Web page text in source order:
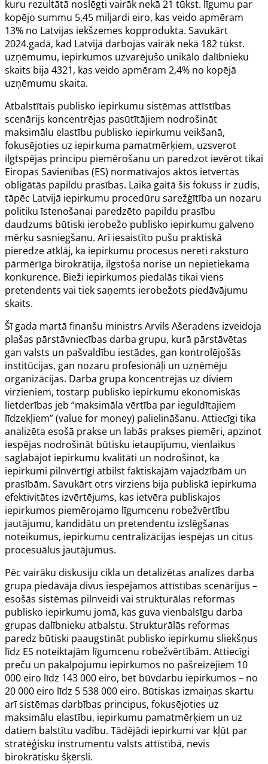
kuru rezultātā noslēgti vairāk nekā 21 tūkst. līgumu par
kopējo summu 5,45 miljardi eiro, kas veido apmēram
13% no Latvijas iekšzemes kopprodukta. Savukārt
2024.gadā, kad Latvijā darbojās vairāk nekā 182 tūkst.
uzņēmumu, iepirkumos uzvarējušo unikālo dalībnieku
skaits bija 4321, kas veido apmēram 2,4% no kopējā
uzņēmumu skaita.
Atbalstītais publisko iepirkumu sistēmas attīstības
scenārijs koncentrējas pasūtītājiem nodrošināt
maksimālu elastību publisko iepirkumu veikšanā,
fokusējoties uz iepirkuma pamatmērķiem, uzsverot
ilgtspējas principu piemērošanu un paredzot ievērot tikai
Eiropas Savienības (ES) normatīvajos aktos ietvertās
obligātās papildu prasības. Laika gaitā šis fokuss ir zudis,
tāpēc Latvijā iepirkumu procedūru sarežģītība un nozaru
politiku īstenošanai paredzēto papildu prasību
daudzums būtiski ierobežo publisko iepirkumu galveno
mērķu sasniegšanu. Arī iesaistīto pušu praktiskā
pieredze atklāj, ka iepirkumu procesus nereti raksturo
pārmērīga birokrātija, ilgstoša norise un nepietiekama
konkurence. Bieži iepirkumos piedalās tikai viens
pretendents vai tiek saņemts ierobežots piedāvājumu
skaits.
Šī gada martā finanšu ministrs Arvils Ašeradens izveidoja
plašas pārstāvniecības darba grupu, kurā pārstāvētas
gan valsts un pašvaldību iestādes, gan kontrolējošās
institūcijas, gan nozaru profesionāļi un uzņēmēju
organizācijas. Darba grupa koncentrējās uz diviem
virzieniem, tostarp publisko iepirkumu ekonomiskās
lietderības jeb “maksimāla vērtība par ieguldītajiem
līdzekļiem” (value for money) palielināšanu. Attiecīgi tika
analizēta esošā prakse un labās prakses piemēri, apzinot
iespējas nodrošināt būtisku ietaupījumu, vienlaikus
saglabājot iepirkumu kvalitāti un nodrošinot, ka
iepirkumi pilnvērtīgi atbilst faktiskajām vajadzībām un
prasībām. Savukārt otrs virziens bija publiskā iepirkuma
efektivitātes izvērtējums, kas ietvēra publiskajos
iepirkumos piemērojamo līgumcenu robežvērtību
jautājumu, kandidātu un pretendentu izslēgšanas
noteikumus, iepirkumu centralizācijas iespējas un citus
procesuālus jautājumus.
Pēc vairāku diskusiju cikla un detalizētas analīzes darba
grupa piedāvāja divus iespējamos attīstības scenārijus –
esošās sistēmas pilnveidi vai strukturālas reformas
publisko iepirkumu jomā, kas guva vienbalsīgu darba
grupas dalībnieku atbalstu. Strukturālās reformas
paredz būtiski paaugstināt publisko iepirkumu sliekšņus
līdz ES noteiktajām līgumcenu robežvērtībām. Attiecīgi
preču un pakalpojumu iepirkumos no pašreizējiem 10
000 eiro līdz 143 000 eiro, bet būvdarbu iepirkumos – no
20 000 eiro līdz 5 538 000 eiro. Būtiskas izmaiņas skartu
arī sistēmas darbības principus, fokusējoties uz
maksimālu elastību, iepirkumu pamatmērķiem un uz
datiem balstītu vadību. Tādējādi iepirkumi var kļūt par
stratēģisku instrumentu valsts attīstībā, nevis
birokrātisku šķērsli.